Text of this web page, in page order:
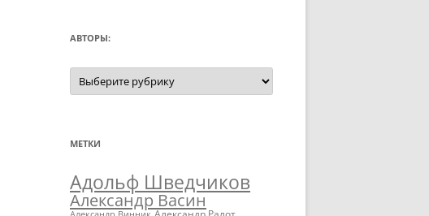
АВТОРЫ:
Авторы:
МЕТКИ
Адольф Шведчиков
Александр Васин